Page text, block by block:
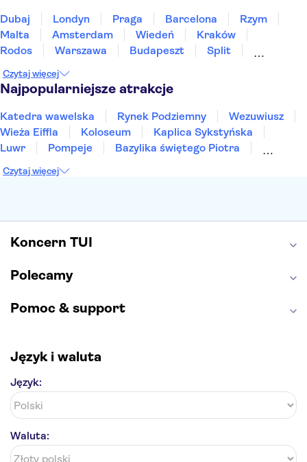
Dubaj Londyn Praga Barcelona
Rzym
Malta
Amsterdam Wiedeń
Kraków
Rodos
Warszawa Budapeszt
Split
Sopot
Gdynia Zakopane
Czytaj więcej
Najpopularniejsze atrakcje
Katedra wawelska Rynek Podziemny
Wezuwiusz
Wieża Eiffla
Koloseum
Kaplica Sykstyńska
Luwr
Pompeje
Bazylika świętego Piotra
Etna
Wawel
Czytaj więcej
Koncern TUI
Polecamy
Pomoc & support
Język i waluta
Język:
Waluta: